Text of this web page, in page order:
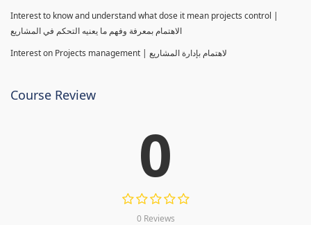
Interest to know and understand what dose it mean projects control |
الاهتمام بمعرفة وفهم ما يعنيه التحكم في المشاريع
Interest on Projects management | لاهتمام بإدارة المشاريع
Course Review
0
0 Reviews